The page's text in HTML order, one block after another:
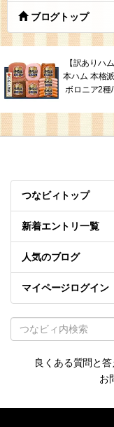
ブログトップ
【訳ありハ
本ハム 本格
ボロニア2種
つなビィトップ
新着エントリ一覧
人気のブログ
マイページログイン
良くある質問と答
お